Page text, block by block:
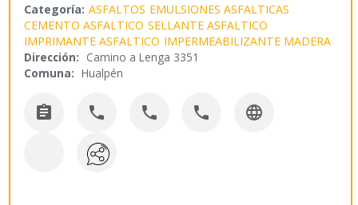
Categoría: ASFALTOS EMULSIONES ASFALTICAS
CEMENTO ASFALTICO SELLANTE ASFALTICO
IMPRIMANTE ASFALTICO IMPERMEABILIZANTE MADERA
Dirección: Camino a Lenga 3351
Comuna: Hualpén
    